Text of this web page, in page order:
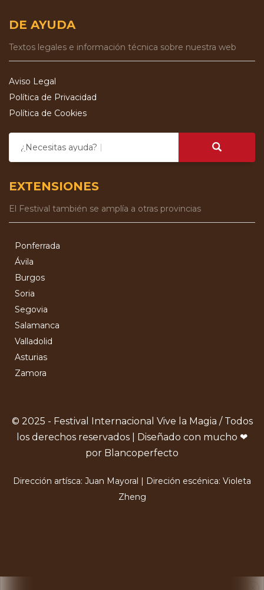
DE AYUDA
Textos legales e información técnica sobre nuestra web
Aviso Legal
Política de Privacidad
Política de Cookies
¿Necesitas ayuda?
EXTENSIONES
El Festival también se amplía a otras provincias
Ponferrada
Ávila
Burgos
Soria
Segovia
Salamanca
Valladolid
Asturias
Zamora
© 2025 - Festival Internacional Vive la Magia / Todos
los derechos reservados | Diseñado con mucho ❤
por Blancoperfecto
Dirección artísca: Juan Mayoral | Direción escénica: Violeta
Zheng